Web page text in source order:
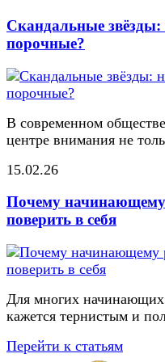
Скандальные звёзды:
порочные?
В современном
центре внимания не
15.02.26
Почему
поверить в себя
Для многих начинающих
кажется тернистым и
Перейти к статьям